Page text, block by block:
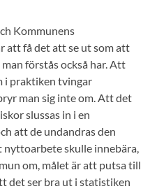
Kommunens
att få det att se ut som att
förstås också har. Att
i praktiken tvingar
man sig inte om. Att det
slussas in i en
att de undandras den
skulle innebära,
om, målet är att putsa till
det ser bra ut i statistiken